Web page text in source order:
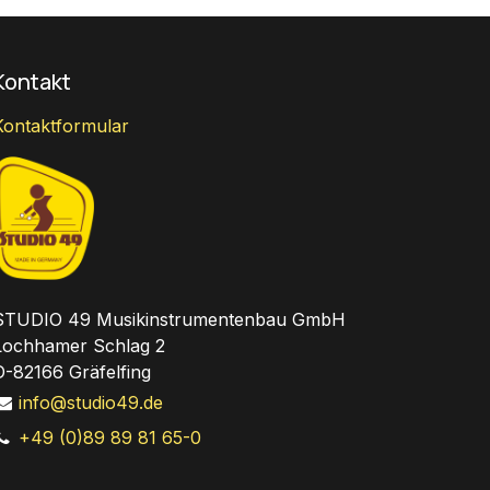
49 Musikinstrumentenbau GmbH
Schlag 2
82166 Gräfelfing
info@studio49.de
+49 (0)89 89 81 65-0